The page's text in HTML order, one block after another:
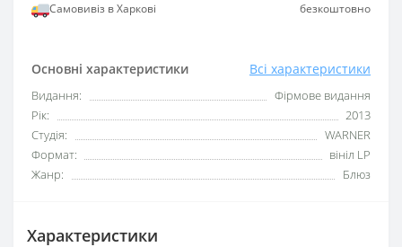
Основні характеристики Всі характеристики
Видання:
Фірмове видання
Рік:
2013
Студія:
WARNER
Формат:
вініл LP
Жанр:
Блюз
Самовивіз в Харкові безкоштовно
Характеристики